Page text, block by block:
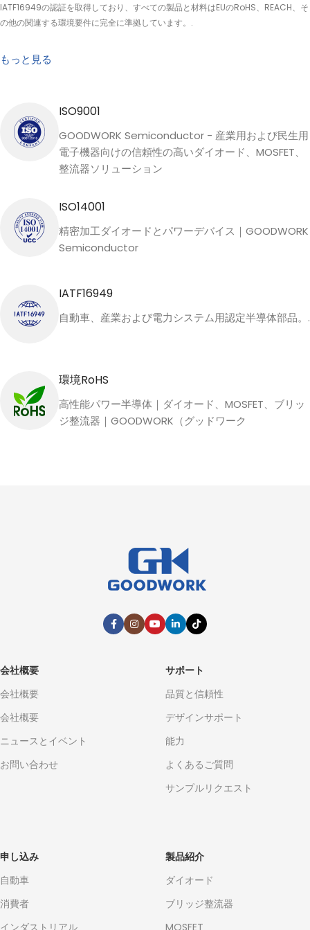
IATF16949の認証を取得しており、すべての製品と材料はEUのRoHS、REACH、そ
の他の関連する環境要件に完全に準拠しています。.
もっと見る
ISO9001
GOODWORK Semiconductor - 産業用および民生用
電子機器向けの信頼性の高いダイオード、MOSFET、
整流器ソリューション
ISO14001
精密加工ダイオードとパワーデバイス｜GOODWORK
Semiconductor
IATF16949
自動車、産業および電力システム用認定半導体部品。.
環境RoHS
高性能パワー半導体｜ダイオード、MOSFET、ブリッ
ジ整流器｜GOODWORK（グッドワーク
会社概要
会社概要
会社概要
ニュースとイベント
お問い合わせ
サポート
品質と信頼性
デザインサポート
能力
よくあるご質問
サンプルリクエスト
申し込み
自動車
消費者
インダストリアル
製品紹介
ダイオード
ブリッジ整流器
MOSFET